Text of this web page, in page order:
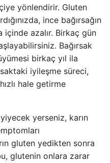
yönlendirir. Gluten
ince bağırsağın
azalır. Birkaç gün
Bağırsak
birkaç yıl ila
iyileşme süreci,
hale getirme
yerseniz, karın
gluten yedikten sonra
glutenin onlara zarar